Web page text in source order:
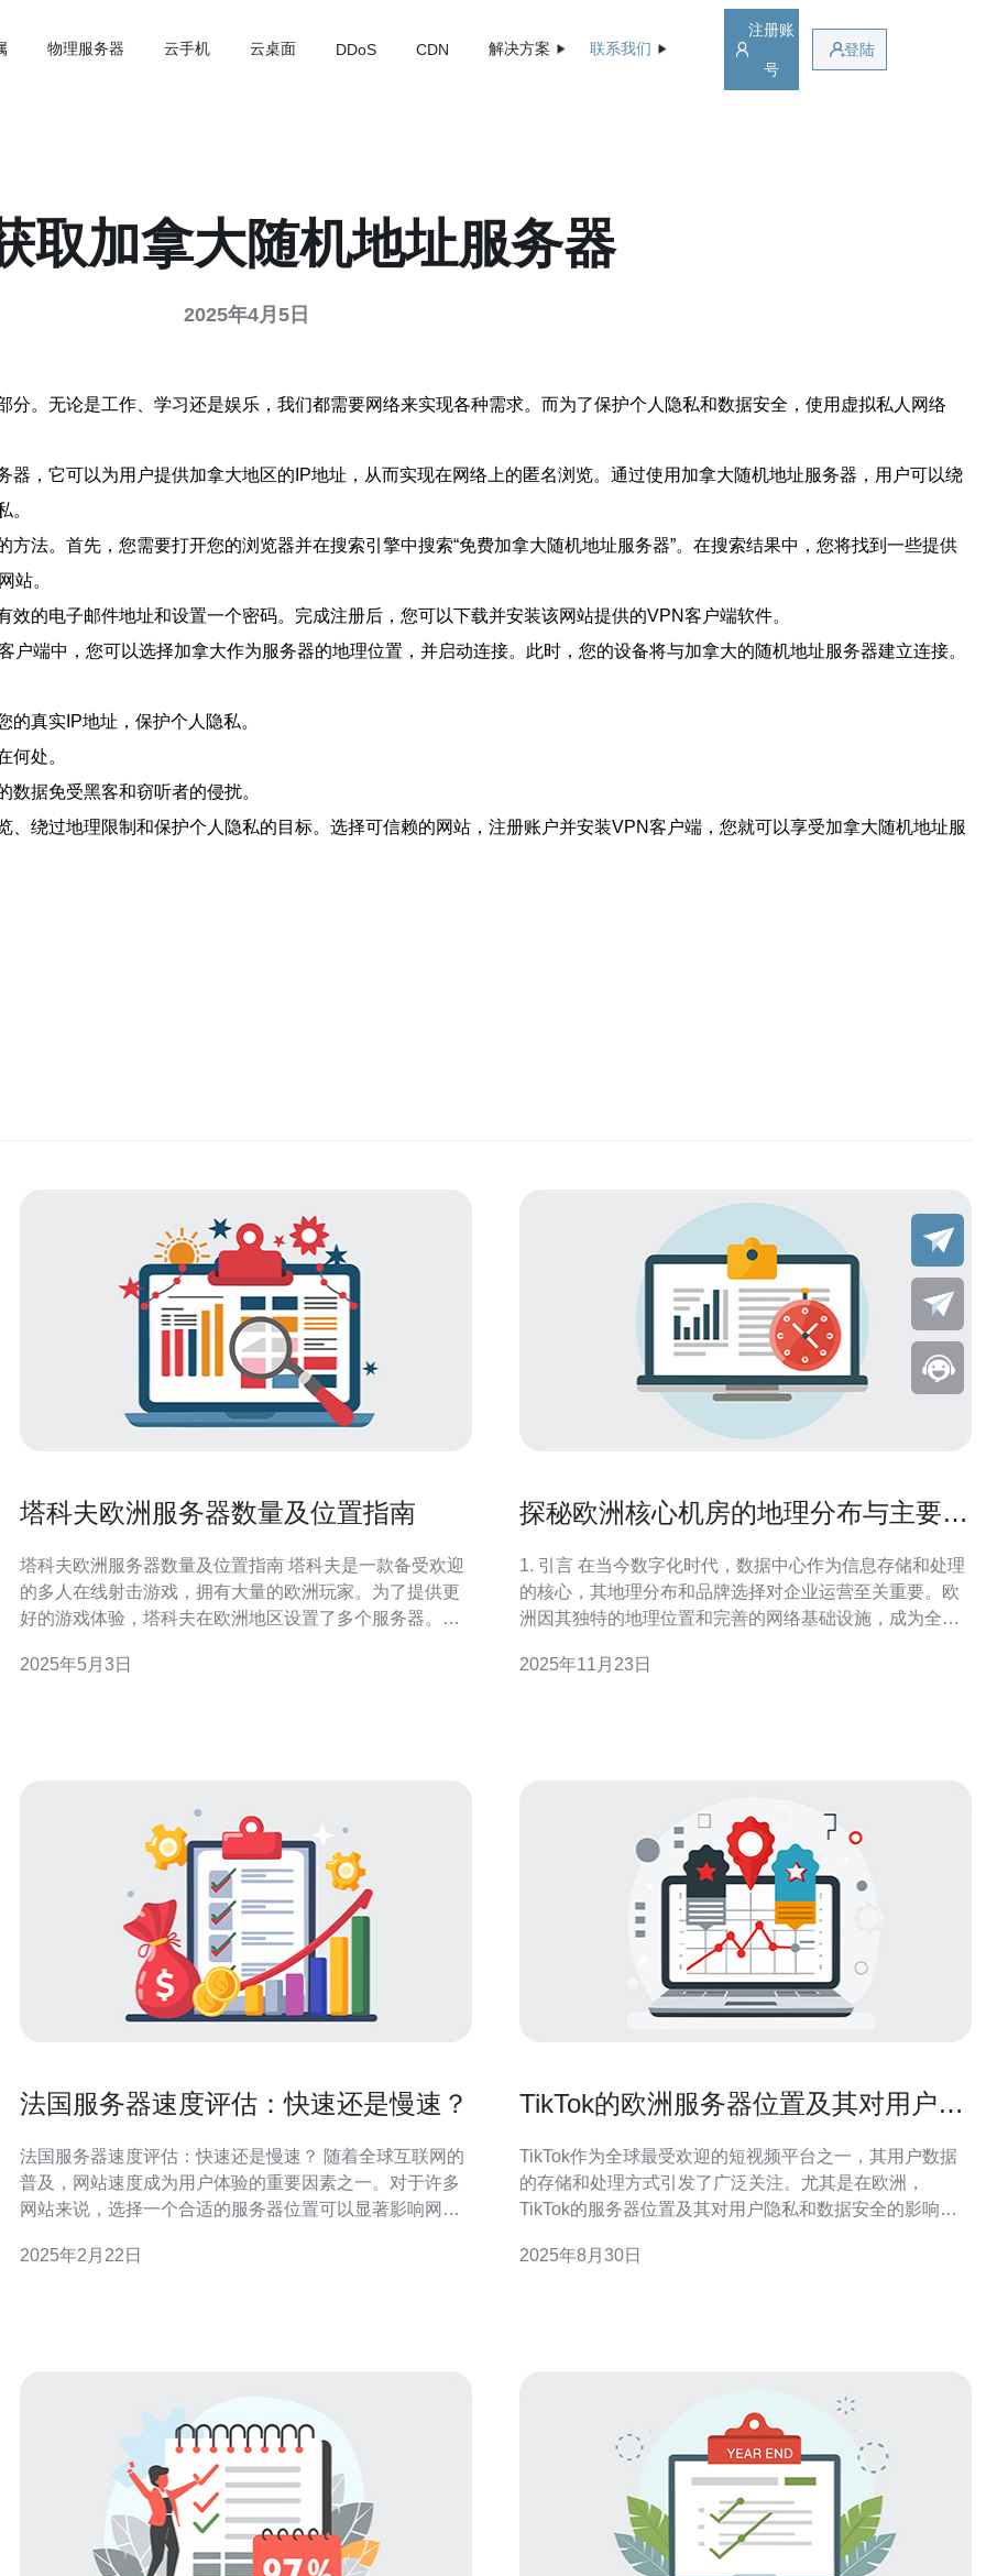
物理服务器 云手机 云桌面 DDoS CDN 解决方案 联系我们
注册账
号
登陆
取加拿大随机地址服务器
2025年4月5日
。无论是工作、学习还是娱乐，我们都需要网络来实现各种需求。而为了保护个人隐私和数据安全，使用虚拟私人网络
，它可以为用户提供加拿大地区的IP地址，从而实现在网络上的匿名浏览。通过使用加拿大随机地址服务器，用户可以绕
。
法。首先，您需要打开您的浏览器并在搜索引擎中搜索“免费加拿大随机地址服务器”。在搜索结果中，您将找到一些提供
站。
的电子邮件地址和设置一个密码。完成注册后，您可以下载并安装该网站提供的VPN客户端软件。
端中，您可以选择加拿大作为服务器的地理位置，并启动连接。此时，您的设备将与加拿大的随机地址服务器建立连接。
真实IP地址，保护个人隐私。
何处。
据免受黑客和窃听者的侵扰。
绕过地理限制和保护个人隐私的目标。选择可信赖的网站，注册账户并安装VPN客户端，您就可以享受加拿大随机地址服
塔科夫欧洲服务器数量及位置指南
塔科夫欧洲服务器数量及位置指南 塔科夫是一款备受欢迎
的多人在线射击游戏，拥有大量的欧洲玩家。为了提供更
好的游戏体验，塔科夫在欧洲地区设置了多个服务器。本
择最佳的服务器。 塔科夫在欧洲地区设有多个服务器，以
2025年5月3日
探秘欧洲核心机房的地理分布与主要品
1. 引言 在当今数字化时代，数据中心作为信息存储和处理
的核心，其地理分布和品牌选择对企业运营至关重要。欧
洲因其独特的地理位置和完善的网络基础设施，成为全球
理分布与主要品牌，帮助读者更好地理解这一领域的现状
2025年11月23日
法国服务器速度评估：快速还是慢速？
法国服务器速度评估：快速还是慢速？ 随着全球互联网的
普及，网站速度成为用户体验的重要因素之一。对于许多
网站来说，选择一个合适的服务器位置可以显著影响网站
务器的速度也备受关注。本文将对法国服务器的速度进行
2025年2月22日
TikTok的欧洲服务器位置及其对用户的
TikTok作为全球最受欢迎的短视频平台之一，其用户数据
的存储和处理方式引发了广泛关注。尤其是在欧洲，
TikTok的服务器位置及其对用户隐私和数据安全的影响成
布、对用户的意义以及可能带来的隐私保护措施。 TikTok
2025年8月30日